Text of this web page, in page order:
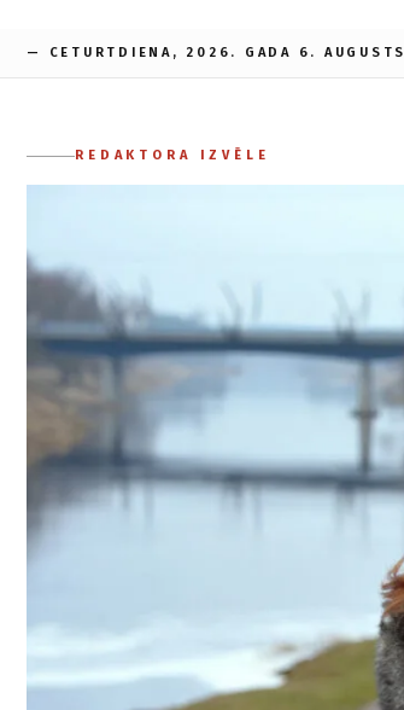
— CETURTDIENA, 2026. GADA 6. AUGUSTS
REDAKTORA IZVĒLE